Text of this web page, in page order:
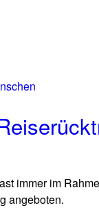
immer im
angeboten.